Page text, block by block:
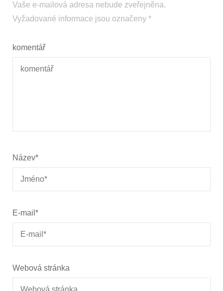
Vaše e-mailová adresa nebude zveřejněna.
Vyžadované informace jsou označeny *
komentář
Název*
E-mail *
Webová stránka